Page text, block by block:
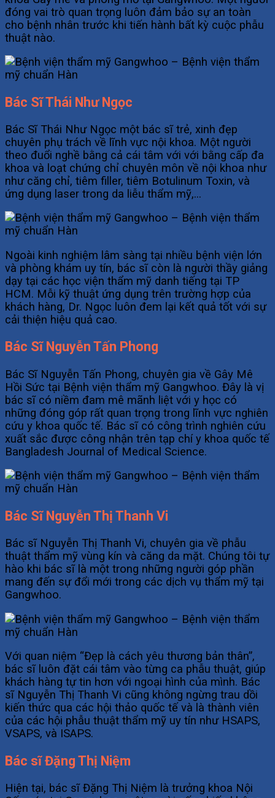
đóng vai trò quan trọng luôn đảm bảo sự an toàn
cho bệnh nhân trước khi tiến hành bất kỳ cuộc phẫu
thuật nào.
Bác Sĩ Thái Như Ngọc
Bác Sĩ Thái Như Ngọc một bác sĩ trẻ, xinh đẹp
chuyên phụ trách về lĩnh vực nội khoa. Một người
theo đuổi nghề bằng cả cái tâm với với bằng cấp đa
khoa và loạt chứng chỉ chuyên môn về nội khoa như
như căng chỉ, tiêm filler, tiêm Botulinum Toxin, và
ứng dụng laser trong da liễu thẩm mỹ,…
Ngoài kinh nghiệm lâm sàng tại nhiều bệnh viện lớn
và phòng khám uy tín, bác sĩ còn là người thầy giảng
dạy tại các học viện thẩm mỹ danh tiếng tại TP
HCM. Mỗi kỹ thuật ứng dụng trên trường hợp của
khách hàng, Dr. Ngọc luôn đem lại kết quả tốt với sự
cải thiện hiệu quả cao.
Bác Sĩ Nguyễn Tấn Phong
Bác Sĩ Nguyễn Tấn Phong, chuyên gia về Gây Mê
Hồi Sức tại Bệnh viện thẩm mỹ Gangwhoo. Đây là vị
bác sĩ có niềm đam mê mãnh liệt với y học có
những đóng góp rất quan trọng trong lĩnh vực nghiên
cứu y khoa quốc tế. Bác sĩ có công trình nghiên cứu
xuất sắc được công nhận trên tạp chí y khoa quốc tế
Bangladesh Journal of Medical Science.
Bác Sĩ Nguyễn Thị Thanh Vi
Bác sĩ Nguyễn Thị Thanh Vi, chuyên gia về phẫu
thuật thẩm mỹ vùng kín và căng da mặt. Chúng tôi tự
hào khi bác sĩ là một trong những người góp phần
mang đến sự đổi mới trong các dịch vụ thẩm mỹ tại
Gangwhoo.
Với quan niệm “Đẹp là cách yêu thương bản thân”,
bác sĩ luôn đặt cái tâm vào từng ca phẫu thuật, giúp
khách hàng tự tin hơn với ngoại hình của mình. Bác
sĩ Nguyễn Thị Thanh Vi cũng không ngừng trau dồi
kiến thức qua các hội thảo quốc tế và là thành viên
của các hội phẫu thuật thẩm mỹ uy tín như HSAPS,
VSAPS, và ISAPS.
Bác sĩ Đặng Thị Niệm
Hiện tại, bác sĩ Đặng Thị Niệm là trưởng khoa Nội